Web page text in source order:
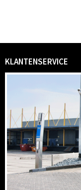
KLANTENSERVICE